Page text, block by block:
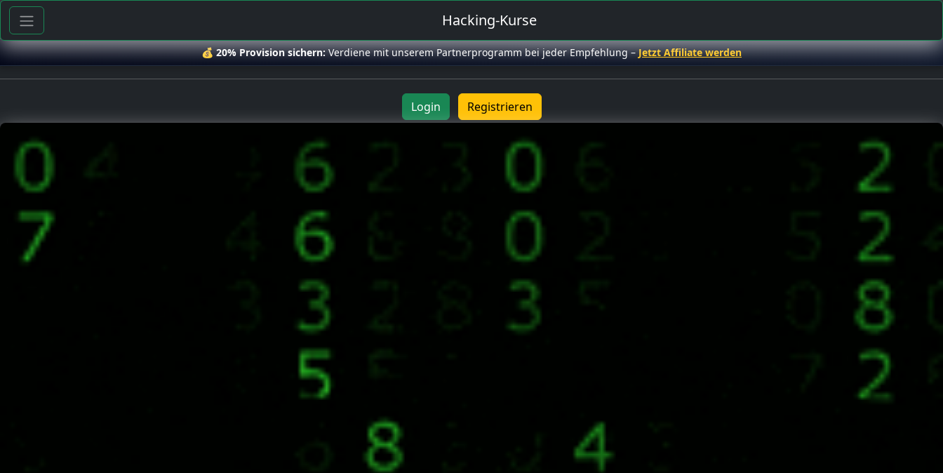
Hacking-Kurse
💰20% Provision sichern:Verdiene mit unserem Partnerprogramm bei jeder Empfehlung –Jetzt Affiliate werden
Login Registrieren